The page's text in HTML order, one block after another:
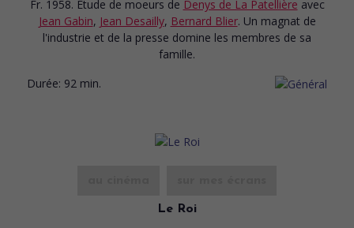
Fr. 1958. Étude de moeurs de Denys de La Patellière avec
Jean Gabin, Jean Desailly, Bernard Blier. Un magnat de
l'industrie et de la presse domine les membres de sa
famille.
Durée: 92 min.
Le Roi